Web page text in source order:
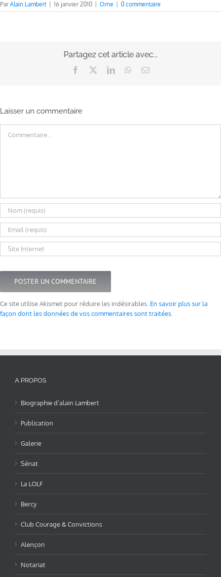
ParAlain Lambert 16 janvier 2010 Orne 0 commentaire
Partagez cet article avec...
Facebook LinkedInWhatsApp
Email
Laisser un commentaire
Ce site utilise Akismet pour réduire les indésirables. En savoir plus sur la
façon dont les données de vos commentaires sont traitées
A PROPOS
Biographie d’alain Lambert
Publication
Galerie
Sénat
La LOLF
Bercy
Club Courage & Convictions
Alençon
Notariat